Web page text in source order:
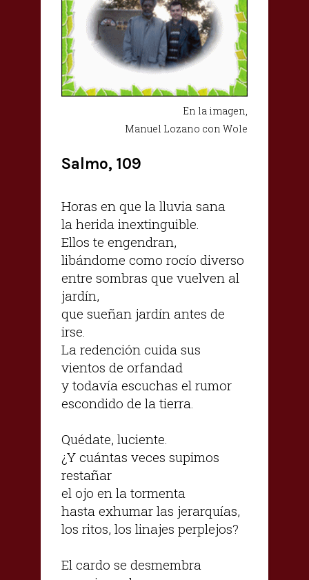
En la imagen,
Manuel Lozano con Wole
Salmo, 109
Horas en que la lluvia sana
la herida inextinguible.
Ellos te engendran,
libándome como rocío diverso
entre sombras que vuelven al
jardín,
que sueñan jardín antes de
irse.
La redención cuida sus
vientos de orfandad
y todavía escuchas el rumor
escondido de la tierra.
Quédate, luciente.
¿Y cuántas veces supimos
restañar
el ojo en la tormenta
hasta exhumar las jerarquías,
los ritos, los linajes perplejos?
El cardo se desmembra